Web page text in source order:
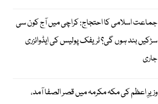
جماعت اسلامی کا احتجاج: کراچی میں آج کون سی
سڑکیں بند ہوں گی؟ ٹریفک پولیس کی ایڈوائزری
جاری
وزیرِ اعظم کی مکہ مکرمہ میں قصر الصفا آمد،